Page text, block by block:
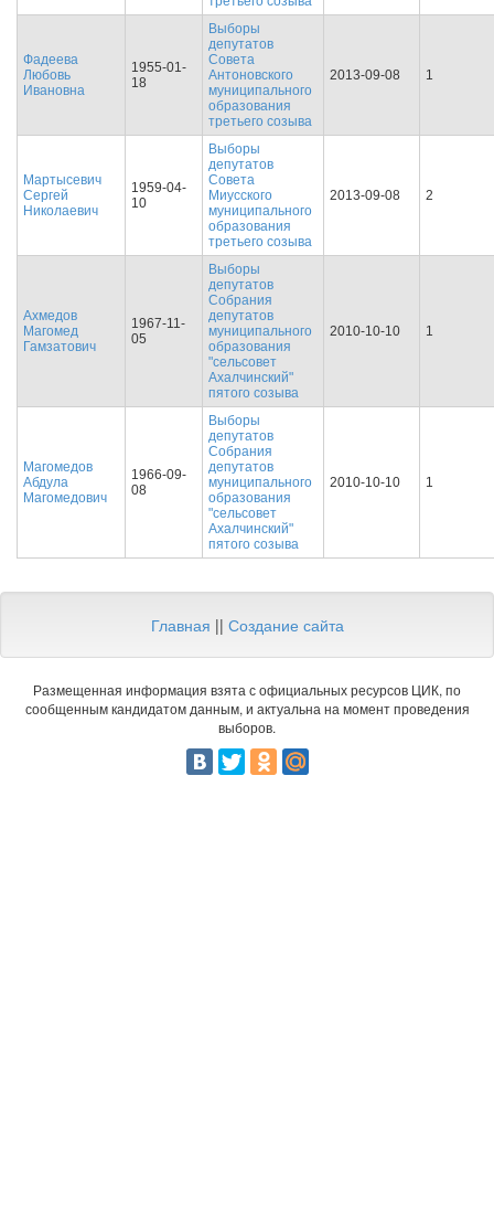
Фадеева
Любовь
Ивановна
1955-01-
18
Выборы
депутатов
Совета
Антоновского
муниципального
образования
третьего созыва
2013-09-08 1
Мартысевич
Сергей
Николаевич
1959-04-
10
Выборы
депутатов
Совета
Миусского
муниципального
образования
третьего созыва
2013-09-08 2
Ахмедов
Магомед
Гамзатович
1967-11-
05
Выборы
депутатов
Собрания
депутатов
муниципального
образования
"сельсовет
Ахалчинский"
пятого созыва
2010-10-10 1
Магомедов
Абдула
Магомедович
1966-09-
08
Выборы
депутатов
Собрания
депутатов
муниципального
образования
"сельсовет
Ахалчинский"
пятого созыва
2010-10-10 1
Главная || Создание сайта
Размещенная информация взята с официальных ресурсов ЦИК, по
сообщенным кандидатом данным, и актуальна на момент проведения
выборов.